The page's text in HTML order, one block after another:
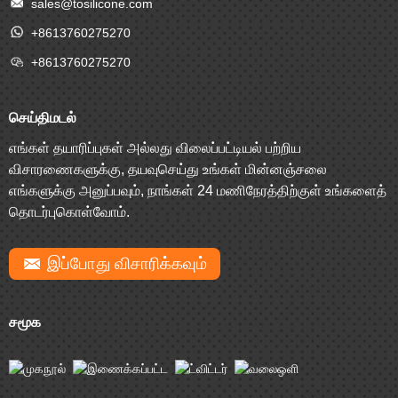
sales@tosilicone.com
+8613760275270
+8613760275270
செய்திமடல்
எங்கள் தயாரிப்புகள் அல்லது விலைப்பட்டியல் பற்றிய
விசாரணைகளுக்கு, தயவுசெய்து உங்கள் மின்னஞ்சலை
எங்களுக்கு அனுப்பவும், நாங்கள் 24 மணிநேரத்திற்குள் உங்களைத்
தொடர்புகொள்வோம்.
இப்போது விசாரிக்கவும்
சமூக